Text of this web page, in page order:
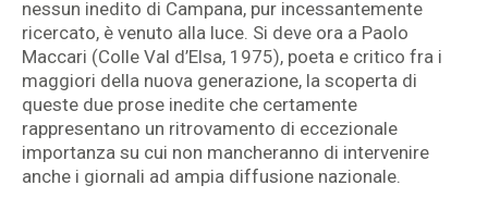
nessun inedito di Campana, pur incessantemente
ricercato, è venuto alla luce. Si deve ora a Paolo
Maccari (Colle Val d’Elsa, 1975), poeta e critico fra i
maggiori della nuova generazione, la scoperta di
queste due prose inedite che certamente
rappresentano un ritrovamento di eccezionale
importanza su cui non mancheranno di intervenire
anche i giornali ad ampia diffusione nazionale.